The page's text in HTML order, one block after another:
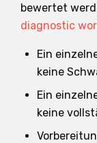
bewertet
diagnostic
Ein
keine
Ein
keine